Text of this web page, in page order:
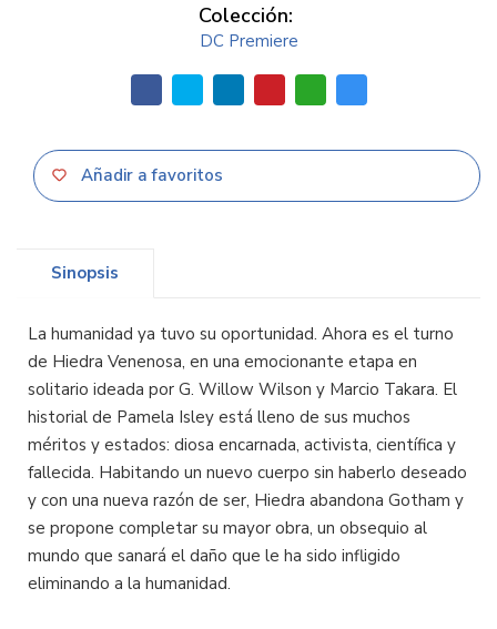
Colección:
DC Premiere
Añadir a favoritos
Sinopsis
La humanidad ya tuvo su oportunidad. Ahora es el turno
de Hiedra Venenosa, en una emocionante etapa en
solitario ideada por G. Willow Wilson y Marcio Takara. El
historial de Pamela Isley está lleno de sus muchos
méritos y estados: diosa encarnada, activista, científica y
fallecida. Habitando un nuevo cuerpo sin haberlo deseado
y con una nueva razón de ser, Hiedra abandona Gotham y
se propone completar su mayor obra, un obsequio al
mundo que sanará el daño que le ha sido infligido
eliminando a la humanidad.